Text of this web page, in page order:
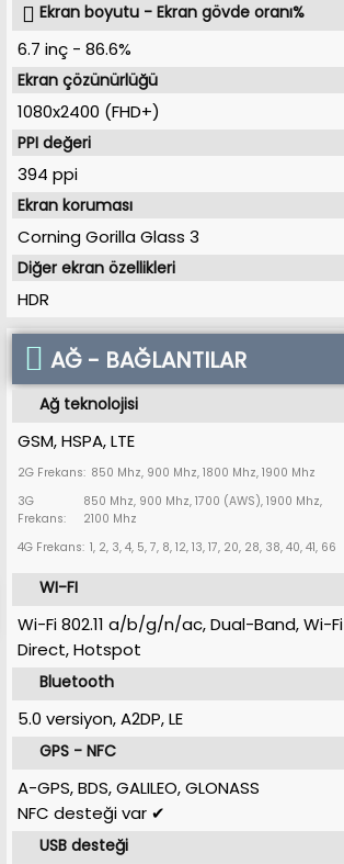
Ekran boyutu - Ekran gövde oranı%
6.7 inç- 86.6%
Ekran çözünürlüğü
1080x2400 (FHD+)
PPI değeri
394 ppi
Ekran koruması
Corning Gorilla Glass 3
Diğer ekran özellikleri
HDR
AĞ - BAĞLANTILAR
Ağ teknolojisi
GSM, HSPA, LTE
2G Frekans: 850 Mhz, 900 Mhz, 1800 Mhz, 1900 Mhz
3G
Frekans:
850 Mhz, 900 Mhz, 1700 (AWS), 1900 Mhz,
2100 Mhz
4G Frekans: 1, 2, 3, 4, 5, 7, 8, 12, 13, 17, 20, 28, 38, 40, 41, 66
WI-FI
Wi-Fi 802.11 a/b/g/n/ac, Dual-Band, Wi-Fi
Direct, Hotspot
Bluetooth
5.0 versiyon, A2DP, LE
GPS - NFC
A-GPS, BDS, GALILEO, GLONASS
NFC desteği var ✔
USB desteği